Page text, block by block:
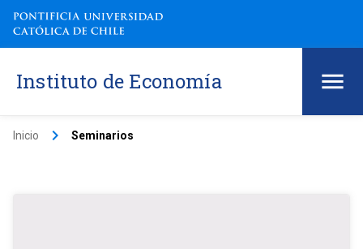
Instituto de Economía
Inicio keyboard_arrow_right Seminarios